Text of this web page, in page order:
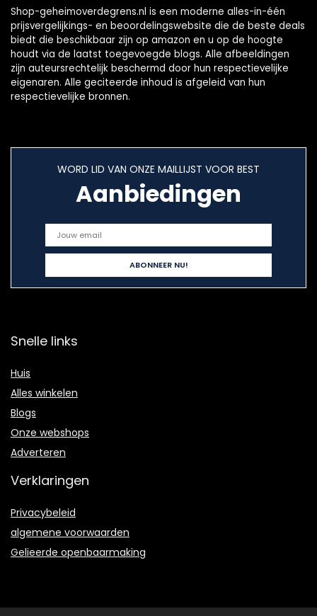
Shop-geheimoverdegrens.nl is een moderne alles-in-één
prijsvergelijkings- en beoordelingswebsite die de beste deals
biedt die beschikbaar zijn op amazon en u op de hoogte
houdt via de laatst toegevoegde blogs. Alle afbeeldingen
zijn auteursrechtelijk beschermd door hun respectievelijke
eigenaren. Alle geciteerde inhoud is afgeleid van hun
respectievelijke bronnen.
WORD LID VAN ONZE MAILLIJST VOOR BEST
Aanbiedingen
Snelle links
Huis
Alles winkelen
Blogs
Onze webshops
Adverteren
Verklaringen
Privacybeleid
algemene voorwaarden
Gelieerde openbaarmaking